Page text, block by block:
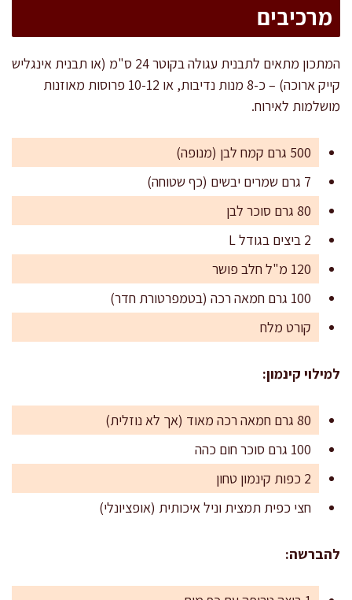
מרכיבים
המתכון מתאים לתבנית עגולה בקוטר 24 ס"מ (או תבנית אינגליש
קייק ארוכה) – כ-8 מנות נדיבות, או 10-12 פרוסות מאוזנות
מושלמות לאירוח.
500 גרם קמח לבן (מנופה)
7 גרם שמרים יבשים (כף שטוחה)
80 גרם סוכר לבן
2 ביצים בגודל L
120 מ"ל חלב פושר
100 גרם חמאה רכה (בטמפרטורת חדר)
קורט מלח
למילוי קינמון:
80 גרם חמאה רכה מאוד (אך לא נוזלית)
100 גרם סוכר חום כהה
2 כפות קינמון טחון
חצי כפית תמצית וניל איכותית (אופציונלי)
להברשה: